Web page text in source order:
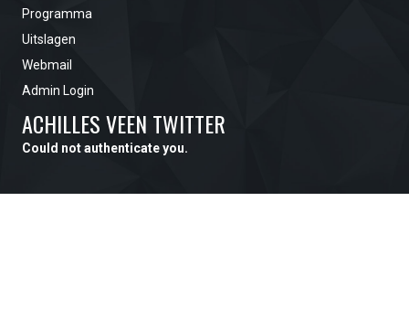
Programma
Uitslagen
Webmail
Admin Login
ACHILLES VEEN TWITTER
Could not authenticate you.